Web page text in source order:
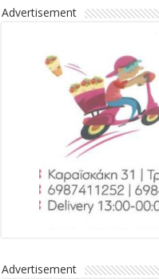
Advertisement
Advertisement